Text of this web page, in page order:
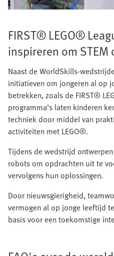
FIRST® LEGO®
inspireren om
Naast de WorldSkills-
initiatieven om jongeren al op
betrekken, zoals de FIRST®
programma’s laten kinderen
techniek door middel van
activiteiten met LEGO®.
Tijdens de wedstrijd
robots om opdrachten uit te
vervolgens hun oplossingen.
Door nieuwsgierigheid,
vermogen al op jonge leeftijd
basis voor een toekomstige